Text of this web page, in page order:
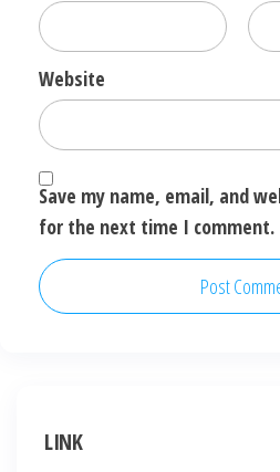
Website
Save my name, email, and
for the next time I comment.
LINK